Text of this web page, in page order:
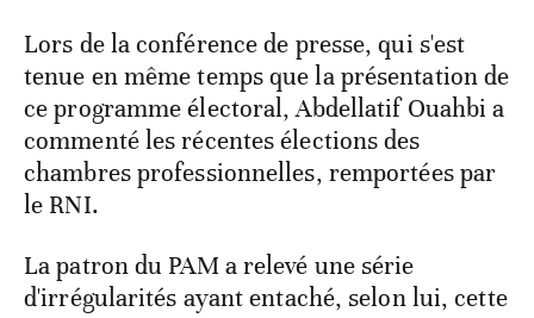
Lors de la conférence de presse, qui s'est
tenue en même temps que la présentation de
ce programme électoral, Abdellatif Ouahbi a
commenté les récentes élections des
chambres professionnelles, remportées par
le RNI.
La patron du PAM a relevé une série
d'irrégularités ayant entaché, selon lui, cette